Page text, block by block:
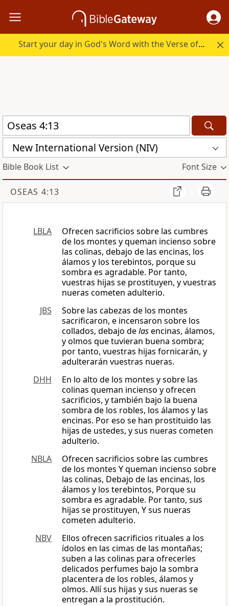
Start your day in God's Word with the Verse of the Day.
New International Version (NIV)
Bible Book List Font Size
OSEAS 4:13
LBLA
Ofrecen sacrificios sobre las cumbres
de los montes y queman incienso sobre
las colinas, debajo de las encinas, los
álamos y los terebintos, porque su
sombra es agradable. Por tanto,
vuestras hijas se prostituyen, y vuestras
nueras cometen adulterio.
JBS
Sobre las cabezas de los montes
sacrificaron, e incensaron sobre los
collados, debajo delasencinas, álamos,
y olmos que tuvieran buena sombra;
por tanto, vuestras hijas fornicarán, y
adulterarán vuestras nueras.
DHH
En lo alto de los montes y sobre las
colinas queman incienso y ofrecen
sacrificios, y también bajo la buena
sombra de los robles, los álamos y las
encinas. Por eso se han prostituido las
hijas de ustedes, y sus nueras cometen
adulterio.
NBLA
Ofrecen sacrificios sobre las cumbres
de los montes Y queman incienso sobre
las colinas, Debajo de las encinas, los
álamos y los terebintos, Porque su
sombra es agradable. Por tanto, sus
hijas se prostituyen, Y sus nueras
cometen adulterio.
NBV
Ellos ofrecen sacrificios rituales a los
ídolos en las cimas de las montañas;
suben a las colinas para ofrecerles
delicados perfumes bajo la sombra
placentera de los robles, álamos y
olmos. Allí sus hijas y sus nueras se
entregan a la prostitución.